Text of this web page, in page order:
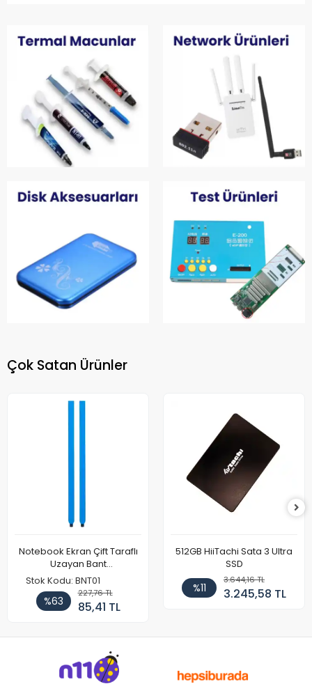
Çok Satan Ürünler
Notebook Ekran Çift Taraflı
Uzayan Bant
171mmX8mmX0.3mm (1 Set
- 2 Adet)
Stok Kodu: BNT01
%63
227,76 TL
85,41 TL
512GB HiiTachi Sata 3 Ultra
SSD
%11
3.644,16 TL
3.245,58 TL